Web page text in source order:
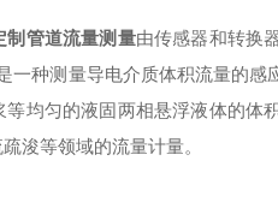
制管道流量测量由传感器和转换
一种测量导电介质体积流量的
均匀的液固两相悬浮液体的
浚等领域的流量计量。